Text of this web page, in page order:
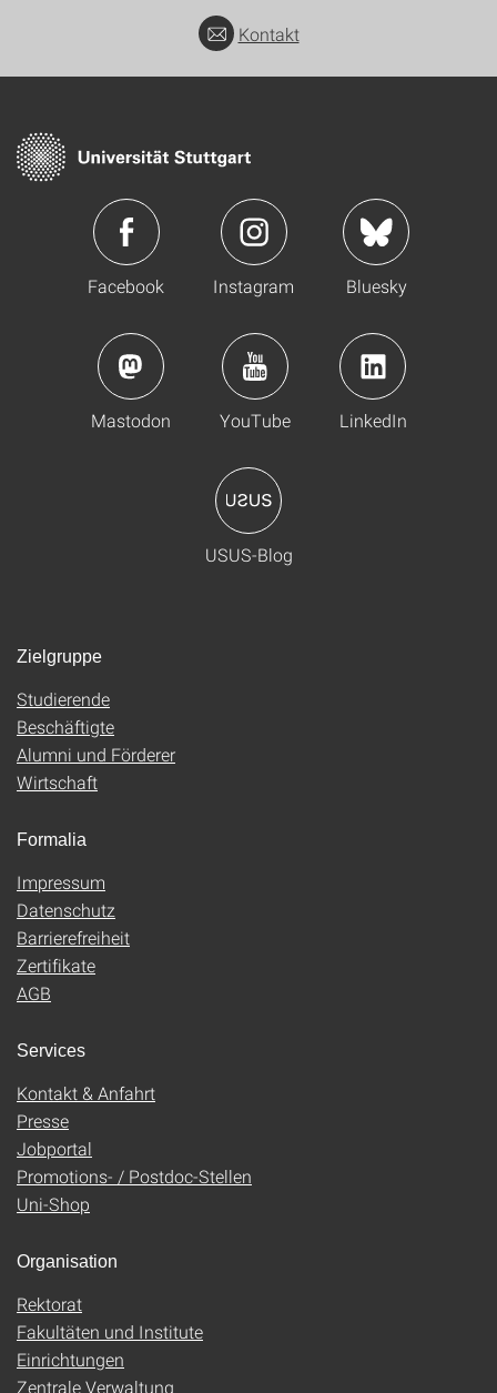
Kontakt
Facebook Instagram Bluesky
Mastodon YouTube LinkedIn
USUS-Blog
Zielgruppe
Studierende
Beschäftigte
Alumni und Förderer
Wirtschaft
Formalia
Impressum
Datenschutz
Barrierefreiheit
Zertifikate
AGB
Services
Kontakt & Anfahrt
Presse
Jobportal
Promotions- / Postdoc-Stellen
Uni-Shop
Organisation
Rektorat
Fakultäten und Institute
Einrichtungen
Zentrale Verwaltung